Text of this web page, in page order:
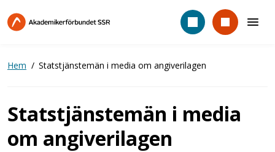
till
Hem Statstjänstemän i media om angiverilagen
Statstjänstemän i media
om angiverilagen